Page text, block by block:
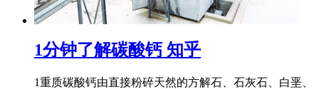
1分钟了解碳酸钙 知乎
1重质碳酸钙由直接粉碎天然的方解石、石灰石、白垩、